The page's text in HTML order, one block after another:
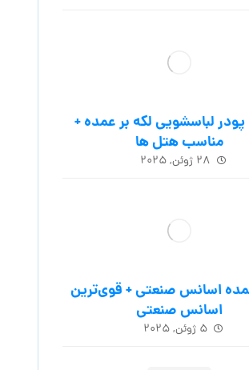
لباسشویی لکه بر عمده +
مناسب هتل ها
۲۸ ژوئن, ۲۰۲۵
اسانس صنعتی + قوی‌ترین
اسانس‌ صنعتی
۵ ژوئن, ۲۰۲۵